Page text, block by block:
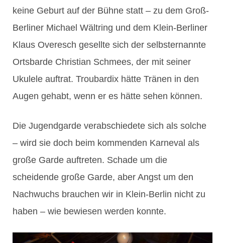
keine Geburt auf der Bühne statt – zu dem Groß-
Berliner Michael Wältring und dem Klein-Berliner
Klaus Overesch gesellte sich der selbsternannte
Ortsbarde Christian Schmees, der mit seiner
Ukulele auftrat. Troubardix hätte Tränen in den
Augen gehabt, wenn er es hätte sehen können.
Die Jugendgarde verabschiedete sich als solche
– wird sie doch beim kommenden Karneval als
große Garde auftreten. Schade um die
scheidende große Garde, aber Angst um den
Nachwuchs brauchen wir in Klein-Berlin nicht zu
haben – wie bewiesen werden konnte.